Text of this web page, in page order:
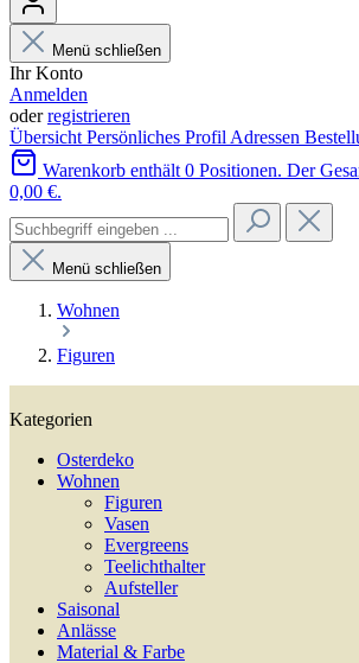
Menü schließen
Ihr Konto
Anmelden
oderregistrieren
Übersicht Persönliches Profil Adressen
Warenkorb enthält 0 Positionen. Der
0,00 €.
Menü schließen
Wohnen
Figuren
Kategorien
Osterdeko
Wohnen
Figuren
Vasen
Evergreens
Teelichthalter
Aufsteller
Saisonal
Anlässe
Material & Farbe